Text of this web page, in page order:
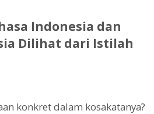
Indonesia dan
Dilihat dari Istilah
konkret dalam kosakatanya?